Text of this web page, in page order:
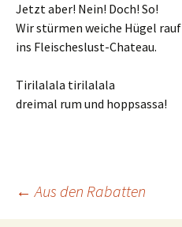
Jetzt aber! Nein! Doch! So!
Wir stürmen weiche Hügel rauf
ins Fleischeslust-Chateau.
Tirilalala tirilalala
dreimal rum und hoppsassa!
Beitrags-
← Aus den Rabatten